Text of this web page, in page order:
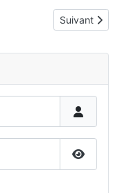
lent - appariements
Article
Suivant